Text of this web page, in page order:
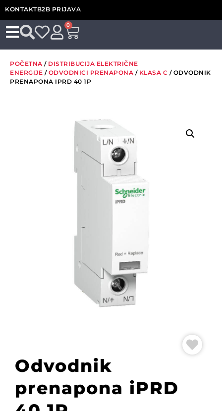
KONTAKTB2B PRIJAVA
0
POČETNA / DISTRIBUCIJA ELEKTRIČNE
ENERGIJE / ODVODNICI PRENAPONA / KLASA C / ODVODNIK
PRENAPONA IPRD 40 1P
Odvodnik
prenapona iPRD